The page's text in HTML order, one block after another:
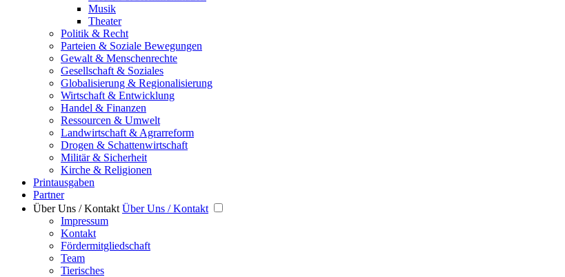
Musik
Theater
Politik & Recht
Parteien & Soziale Bewegungen
Gewalt & Menschenrechte
Gesellschaft & Soziales
Globalisierung & Regionalisierung
Wirtschaft & Entwicklung
Handel & Finanzen
Ressourcen & Umwelt
Landwirtschaft & Agrarreform
Drogen & Schattenwirtschaft
Militär & Sicherheit
Kirche & Religionen
Printausgaben
Partner
Über Uns / Kontakt Über Uns / Kontakt
Impressum
Kontakt
Fördermitgliedschaft
Team
Tierisches